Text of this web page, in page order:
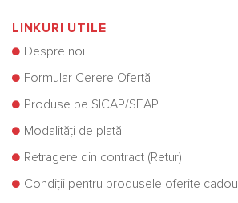
LINKURI UTILE
Despre noi
Formular Cerere Ofertă
Produse pe SICAP/SEAP
Modalități de plată
Retragere din contract (Retur)
Condiții pentru produsele oferite cadou